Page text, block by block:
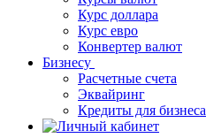
Курс доллара
Курс евро
Конвертер валют
Бизнесу
Расчетные счета
Эквайринг
Кредиты для бизнеса